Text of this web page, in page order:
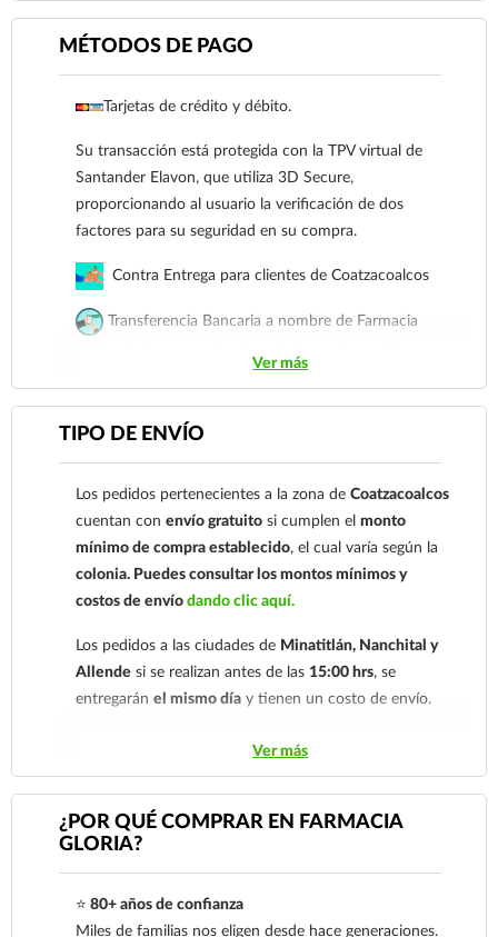
Gloria de Coatzacoalcos S.A. de C.V. Número de
Para esta forma de pago el cliente deberá enviar
MÉTODOS DE PAGO
Tarjetas de crédito y débito.
Su transacción está protegida con la TPV virtual de
Santander Elavon, que utiliza 3D Secure,
proporcionando al usuario la verificación de dos
factores para su seguridad en su compra.
Contra Entrega para clientes de Coatzacoalcos
Transferencia Bancaria a nombre de Farmacia
cuenta: Clave: 014854655008143954
Para esta forma de pago el cliente deberá enviar su
comprobante de pago a al siguiente correo
nuestro
921 261 8491
Ver más
TIPO DE ENVÍO
Los pedidos pertenecientes a la zona deCoatzacoalcos
cuentan conenvío gratuito si cumplen elmonto
mínimo de compra establecido, el cual varía según la
colonia. Puedes consultar los montos mínimos y
costos de envíodando clic aquí.
Los pedidos a las ciudades de Minatitlán, Nanchital y
Allende si se realizan antes de las 15:00 hrs, se
entregaránel mismo día y tienen un costo de envío.
Los pedidos de otras localidades se envían mediante
.Sólo hacemos envíos en el territorio
nacional.
económica. En la tarifa nacional al día siguiente, los
Ver más
¿POR QUÉ COMPRAR EN FARMACIA
GLORIA?
⭐ 80+ años de confianza
Miles de familias nos eligen desde hace generaciones.